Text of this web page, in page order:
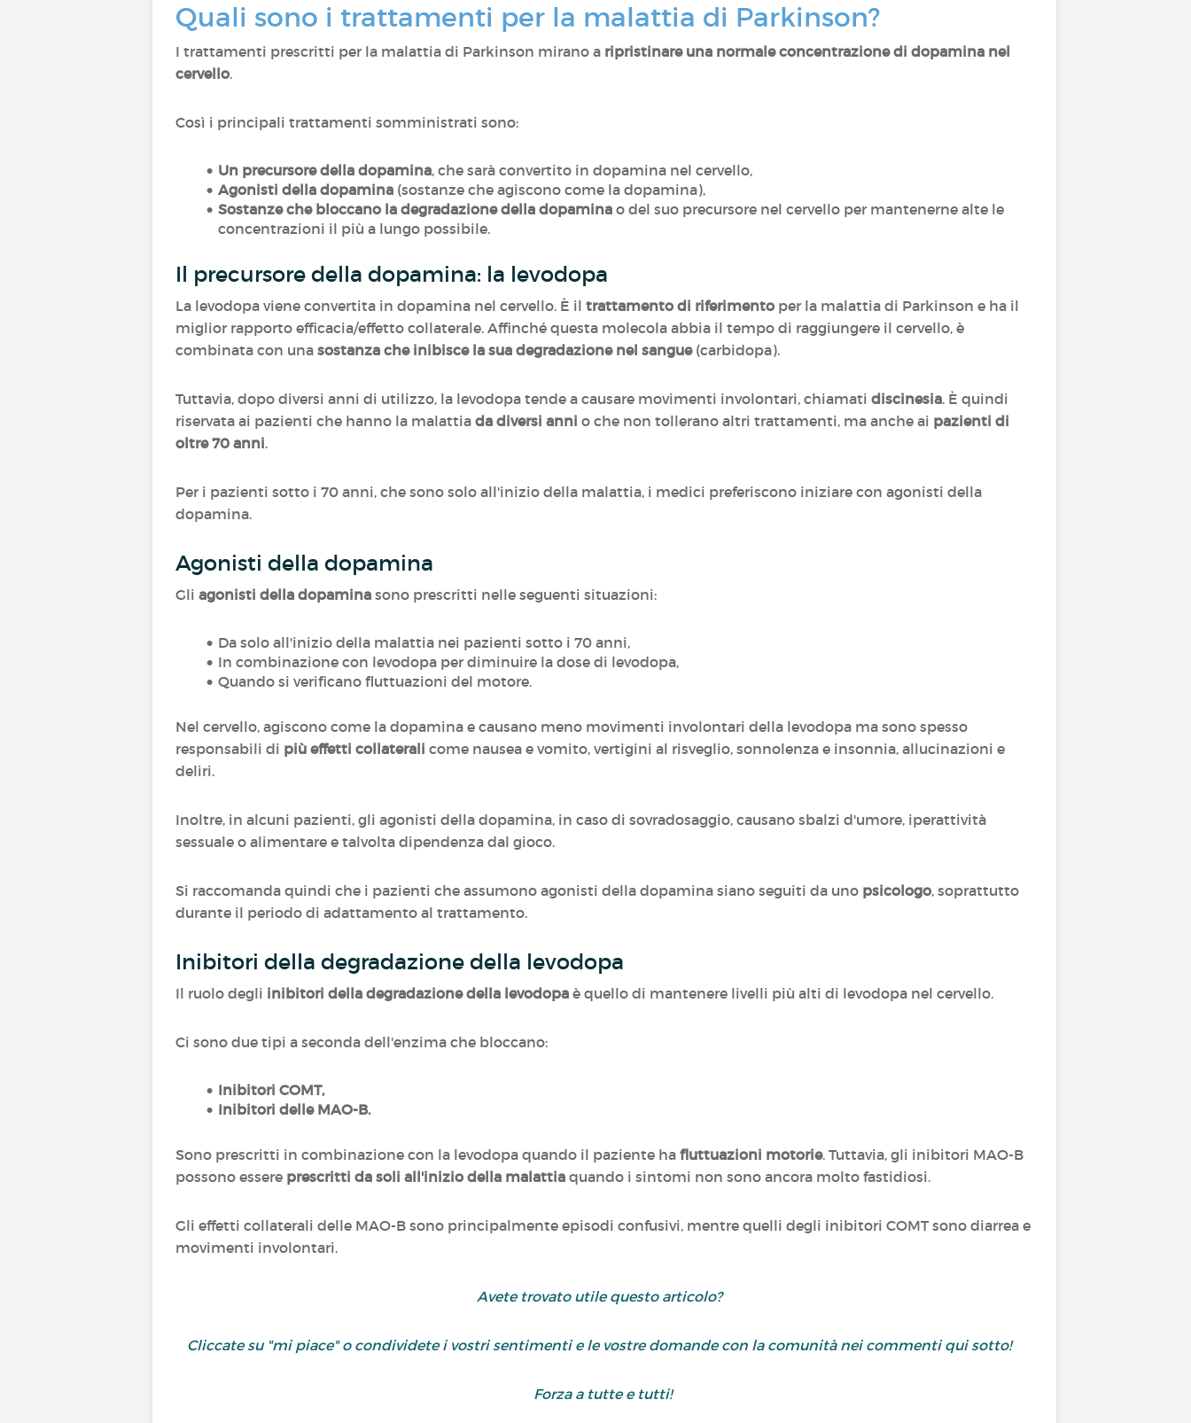
Quali sono i trattamenti per la malattia di Parkinson?
I trattamenti prescritti per la malattia di Parkinson mirano a ripristinare una normale concentrazione di dopamina nel
cervello.
Così i principali trattamenti somministrati sono:
Un precursore della dopamina, che sarà convertito in dopamina nel cervello,
Agonisti della dopamina(sostanze che agiscono come la dopamina),
Sostanze che bloccano la degradazione della dopaminao del suo precursore nel cervello per mantenerne alte le
concentrazioni il più a lungo possibile.
Il precursore della dopamina: la levodopa
La levodopa viene convertita in dopamina nel cervello. È il trattamento di riferimento per la malattia di Parkinson e ha il
miglior rapporto efficacia/effetto collaterale. Affinché questa molecola abbia il tempo di raggiungere il cervello, è
combinata con una sostanza che inibisce la sua degradazione nel sangue(carbidopa).
Tuttavia, dopo diversi anni di utilizzo, la levodopa tende a causare movimenti involontari, chiamati discinesia. È quindi
riservata ai pazienti che hanno la malattia da diversi anni o che non tollerano altri trattamenti, ma anche ai pazienti di
oltre 70 anni.
Per i pazienti sotto i 70 anni, che sono solo all'inizio della malattia, i medici preferiscono iniziare con agonisti della
dopamina.
Agonisti della dopamina
Gli agonisti della dopamina sono prescritti nelle seguenti situazioni:
Da solo all'inizio della malattia nei pazienti sotto i 70 anni,
In combinazione con levodopa per diminuire la dose di levodopa,
Quando si verificano fluttuazioni del motore.
Nel cervello, agiscono come la dopamina e causano meno movimenti involontari della levodopa ma sono spesso
responsabili di più effetti collaterali come nausea e vomito, vertigini al risveglio, sonnolenza e insonnia, allucinazioni e
deliri.
Inoltre, in alcuni pazienti, gli agonisti della dopamina, in caso di sovradosaggio, causano sbalzi d'umore, iperattività
sessuale o alimentare e talvolta dipendenza dal gioco.
Si raccomanda quindi che i pazienti che assumono agonisti della dopamina siano seguiti da uno psicologo, soprattutto
durante il periodo di adattamento al trattamento.
Inibitori della degradazione della levodopa
Il ruolo degli inibitori della degradazione della levodopa è quello di mantenere livelli più alti di levodopa nel cervello.
Ci sono due tipi a seconda dell'enzima che bloccano:
Inibitori COMT,
Inibitori delle MAO-B.
Sono prescritti in combinazione con la levodopa quando il paziente ha fluttuazioni motorie. Tuttavia, gli inibitori MAO-B
possono essere prescritti da soli all'inizio della malattia quando i sintomi non sono ancora molto fastidiosi.
Gli effetti collaterali delle MAO-B sono principalmente episodi confusivi, mentre quelli degli inibitori COMT sono diarrea e
movimenti involontari.
Avete trovato utile questo articolo?
Cliccate su "mi piace" o condividete i vostri sentimenti e le vostre domande con la comunità nei commenti qui sotto!
Forza a tutte e tutti!